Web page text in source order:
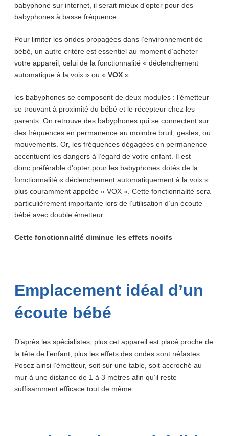
babyphone sur internet, il serait mieux d’opter pour des
babyphones à basse fréquence.
Pour limiter les ondes propagées dans l’environnement de
bébé, un autre critère est essentiel au moment d’acheter
votre appareil, celui de la fonctionnalité « déclenchement
automatique à la voix » ou « VOX ».
les babyphones se composent de deux modules : l’émetteur
se trouvant à proximité du bébé et le récepteur chez les
parents. On retrouve des babyphones qui se connectent sur
des fréquences en permanence au moindre bruit, gestes, ou
mouvements. Or, les fréquences dégagées en permanence
accentuent les dangers à l’égard de votre enfant. Il est
donc préférable d’opter pour les babyphones dotés de la
fonctionnalité « déclenchement automatiquement à la voix »
plus couramment appelée « VOX ». Cette fonctionnalité sera
particulièrement importante lors de l’utilisation d’un écoute
bébé avec double émetteur.
Cette fonctionnalité diminue les effets nocifs
Emplacement idéal d’un
écoute bébé
D’après les spécialistes, plus cet appareil est placé proche de
la tête de l’enfant, plus les effets des ondes sont néfastes.
Posez ainsi l’émetteur, soit sur une table, soit accroché au
mur à une distance de 1 à 3 mètres afin qu’il reste
suffisamment efficace tout de même.